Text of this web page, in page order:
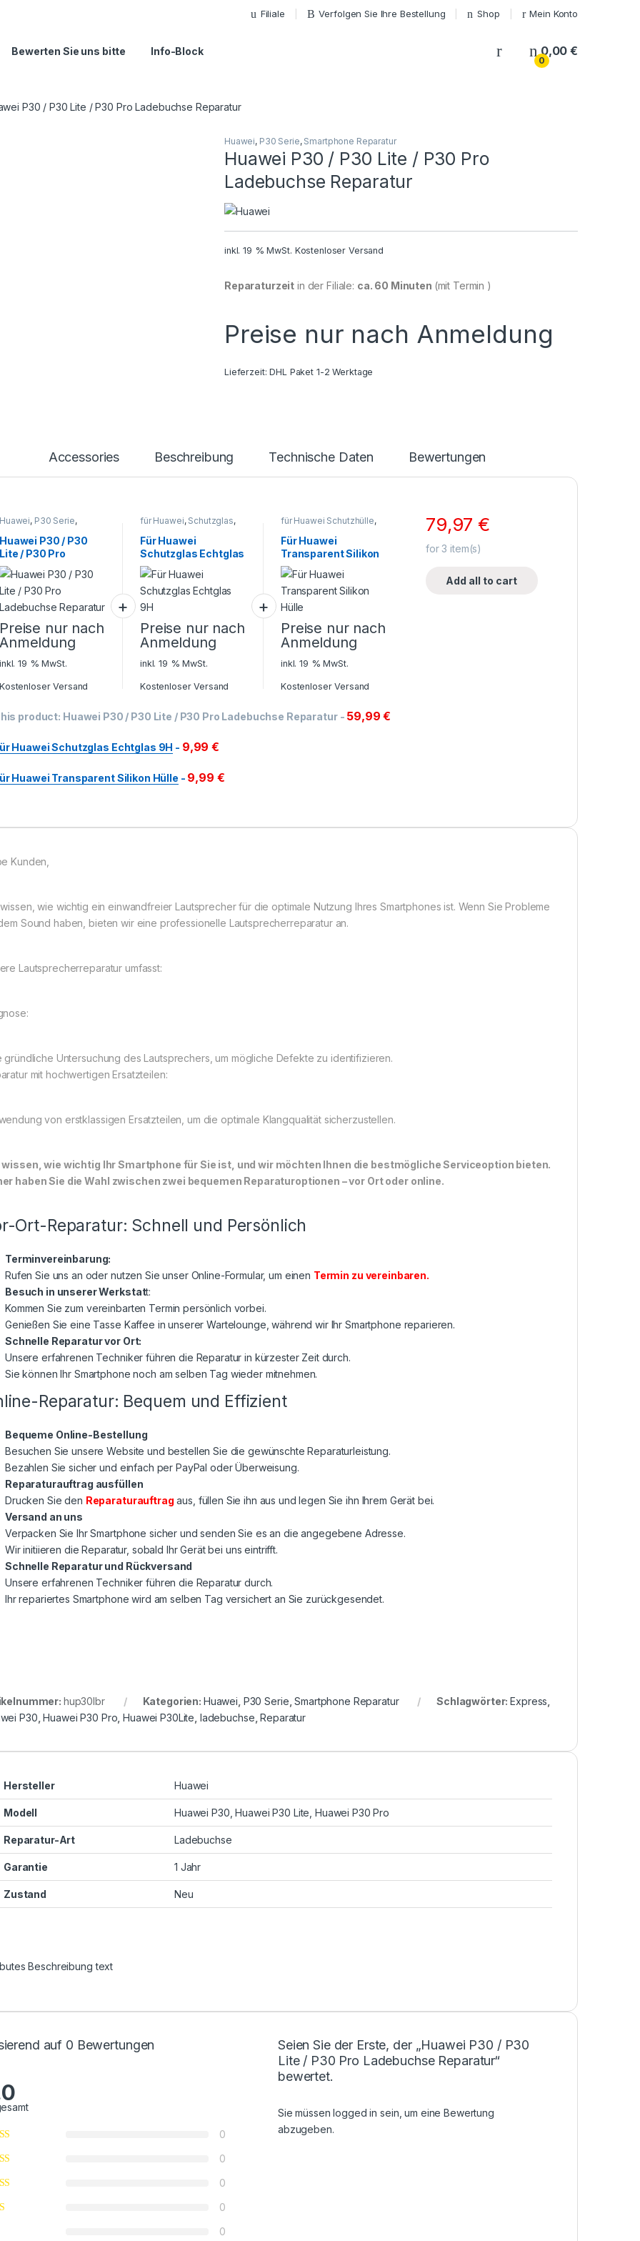
Filiale Verfolgen Sie Ihre Bestellung Shop Mein Konto
Bewerten Sie uns bitte Info-Block My Account
0
0,00€
P30 / P30 Lite / P30 Pro Ladebuchse Reparatur
Huawei, P30 Serie, Smartphone Reparatur
Huawei P30 / P30 Lite / P30 Pro
Ladebuchse Reparatur
inkl. 19 % MwSt. Kostenloser Versand
Reparaturzeit in der Filiale: ca. 60 Minuten (mit Termin )
Preise nur nach Anmeldung
Lieferzeit:DHL Paket 1-2 Werktage
Accessories Beschreibung Technische Daten Bewertungen
, P30 Serie,
P30 / P30
/ P30 Pro
nur nach
19 % MwSt.
Versand
für Huawei, Schutzglas,
Smartphone Zubehör
Für Huawei
Schutzglas Echtglas
9H
Preise nur nach
Anmeldung
inkl. 19 % MwSt.
Kostenloser Versand
für Huawei Schutzhülle,
Smartphone Zubehör
Für Huawei
Transparent Silikon
Hülle
Preise nur nach
Anmeldung
inkl. 19 % MwSt.
Kostenloser Versand
product: Huawei P30 / P30 Lite / P30 Pro Ladebuchse Reparatur- 59,99€
Huawei Schutzglas Echtglas 9H - 9,99€
Huawei Transparent Silikon Hülle - 9,99 €
79,97€
for3 item(s)
Add all to cart
Kunden,
wie wichtig ein einwandfreier Lautsprecher für die optimale Nutzung Ihres Smartphones ist. Wenn Sie Probleme
Sound haben, bieten wir eine professionelle Lautsprecherreparatur an.
Lautsprecherreparatur umfasst:
gründliche Untersuchung des Lautsprechers, um mögliche Defekte zu identifizieren.
mit hochwertigen Ersatzteilen:
von erstklassigen Ersatzteilen, um die optimale Klangqualität sicherzustellen.
wissen, wie wichtig Ihr Smartphone für Sie ist, und wir möchten Ihnen die bestmögliche Serviceoption bieten.
haben Sie die Wahl zwischen zwei bequemen Reparaturoptionen – vor Ort oder online.
Ort-Reparatur: Schnell und Persönlich
Terminvereinbarung:
Rufen Sie uns an oder nutzen Sie unser Online-Formular, um einen Termin zu vereinbaren.
Besuch in unserer Werkstatt:
Kommen Sie zum vereinbarten Termin persönlich vorbei.
Genießen Sie eine Tasse Kaffee in unserer Wartelounge, während wir Ihr Smartphone reparieren.
Schnelle Reparatur vor Ort:
Unsere erfahrenen Techniker führen die Reparatur in kürzester Zeit durch.
Sie können Ihr Smartphone noch am selben Tag wieder mitnehmen.
Reparatur: Bequem und Effizient
Bequeme Online-Bestellung
Besuchen Sie unsere Website und bestellen Sie die gewünschte Reparaturleistung.
Bezahlen Sie sicher und einfach per PayPal oder Überweisung.
Reparaturauftrag ausfüllen
Drucken Sie den Reparaturauftrag aus, füllen Sie ihn aus und legen Sie ihn Ihrem Gerät bei.
Versand an uns
Verpacken Sie Ihr Smartphone sicher und senden Sie es an die angegebene Adresse.
Wir initiieren die Reparatur, sobald Ihr Gerät bei uns eintrifft.
Schnelle Reparatur und Rückversand
Unsere erfahrenen Techniker führen die Reparatur durch.
Ihr repariertes Smartphone wird am selben Tag versichert an Sie zurückgesendet.
hup30lbr Kategorien: Huawei P30 Serie ,Smartphone Reparatur Schlagwörter:Express
P30 ,Huawei P30 Pro ,Huawei P30Lite ladebuchse ,Reparatur
Hersteller Huawei
Modell Huawei P30, Huawei P30 Lite, Huawei P30 Pro
Reparatur-Art Ladebuchse
Garantie 1 Jahr
Zustand Neu
Beschreibung text
auf 0 Bewertungen
0
0
0
0
0
Seien Sie der Erste, der „Huawei P30 / P30
Lite / P30 Pro Ladebuchse Reparatur“
bewertet.
Sie müssenlogged in sein, um eine Bewertung
abzugeben.